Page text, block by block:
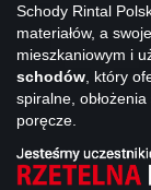
Schody Rintal
materiałów, a
mieszkaniowym i
schodów , który
spiralne,
poręcze.